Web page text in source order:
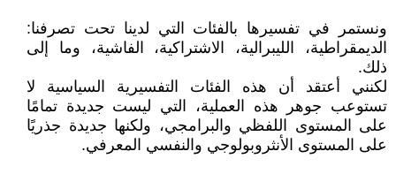
ونستمر في تفسيرها بالفئات التي لدينا تحت تصرفنا:
الديمقراطية، الليبرالية، الاشتراكية، الفاشية، وما إلى
ذلك.
لكنني أعتقد أن هذه الفئات التفسيرية السياسية لا
تستوعب جوهر هذه العملية، التي ليست جديدة تمامًا
على المستوى اللفظي والبرامجي، ولكنها جديدة جذريًا
على المستوى الأنثروبولوجي والنفسي المعرفي.